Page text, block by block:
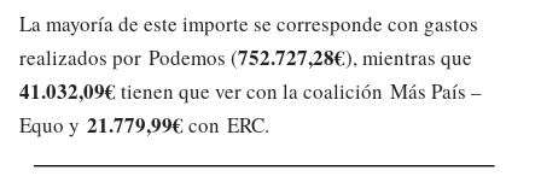
La mayoría de este importe se corresponde con gastos
realizados por Podemos (752.727,28€), mientras que
41.032,09€tienen que ver con la coalición Más País –
Equo y 21.779,99€con ERC.